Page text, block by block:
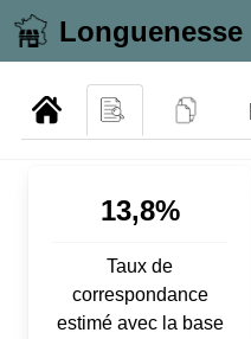
Longuenesse
13,8%
Taux de
correspondance
estimé avec la base